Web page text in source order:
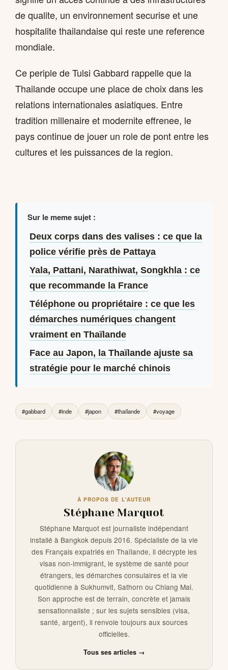
de qualite, un environnement securise et une
hospitalite thailandaise qui reste une reference
mondiale.
Ce periple de Tulsi Gabbard rappelle que la
Thailande occupe une place de choix dans les
relations internationales asiatiques. Entre
tradition millenaire et modernite effrenee, le
pays continue de jouer un role de pont entre les
cultures et les puissances de la region.
Sur le meme sujet :
Deux corps dans des valises : ce que la
police vérifie près de Pattaya
Yala, Pattani, Narathiwat, Songkhla : ce
que recommande la France
Téléphone ou propriétaire : ce que les
démarches numériques changent
vraiment en Thaïlande
Face au Japon, la Thaïlande ajuste sa
stratégie pour le marché chinois
#gabbard #inde #japon #thaïlande #voyage
À PROPOS DE L'AUTEUR
Stéphane Marquot
Stéphane Marquot est journaliste indépendant
installé à Bangkok depuis 2016. Spécialiste de la vie
des Français expatriés en Thaïlande, il décrypte les
visas non-immigrant, le système de santé pour
étrangers, les démarches consulaires et la vie
quotidienne à Sukhumvit, Sathorn ou Chiang Mai.
Son approche est de terrain, concrète et jamais
sensationnaliste ; sur les sujets sensibles (visa,
santé, argent), il renvoie toujours aux sources
officielles.
Tous ses articles →